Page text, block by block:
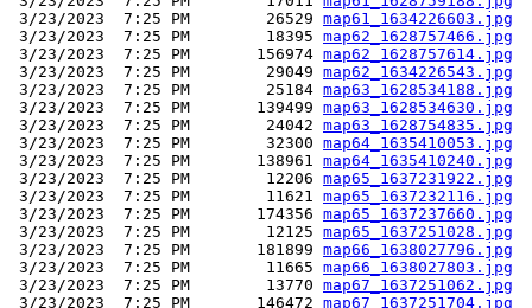
3/23/2023  7:25 PM        26529 map61_1634226603.jpg
3/23/2023  7:25 PM        18395 map62_1628757466.jpg
3/23/2023  7:25 PM       156974 map62_1628757614.jpg
3/23/2023  7:25 PM        29049 map62_1634226543.jpg
3/23/2023  7:25 PM        25184 map63_1628534188.jpg
3/23/2023  7:25 PM       139499 map63_1628534630.jpg
3/23/2023  7:25 PM        24042 map63_1628754835.jpg
3/23/2023  7:25 PM        32300 map64_1635410053.jpg
3/23/2023  7:25 PM       138961 map64_1635410240.jpg
3/23/2023  7:25 PM        12206 map65_1637231922.jpg
3/23/2023  7:25 PM        11621 map65_1637232116.jpg
3/23/2023  7:25 PM       174356 map65_1637237660.jpg
3/23/2023  7:25 PM        12125 map65_1637251028.jpg
3/23/2023  7:25 PM       181899 map66_1638027796.jpg
3/23/2023  7:25 PM        11665 map66_1638027803.jpg
3/23/2023  7:25 PM        13770 map67_1637251062.jpg
3/23/2023  7:25 PM       146472 map67_1637251704.jpg